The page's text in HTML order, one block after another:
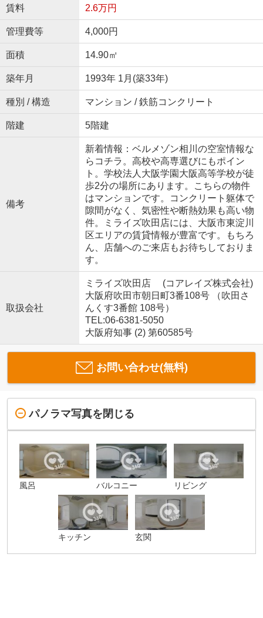
賃料 2.6万円
管理費等 4,000円
面積 14.90㎡
築年月 1993年 1月(築33年)
種別 / 構造 マンション / 鉄筋コンクリート
階建 5階建
備考
新着情報：ベルメゾン相川の空室情報な
らコチラ。高校や高専選びにもポイン
ト。学校法人大阪学園大阪高等学校が徒
歩2分の場所にあります。こちらの物件
はマンションです。コンクリート躯体で
隙間がなく、気密性や断熱効果も高い物
件。ミライズ吹田店には、大阪市東淀川
区エリアの賃貸情報が豊富です。もちろ
ん、店舗へのご来店もお待ちしておりま
す。
取扱会社
ミライズ吹田店 (コアレイズ株式会社)
大阪府吹田市朝日町3番108号 （吹田さ
んくす3番館 108号）
TEL:06-6381-5050
大阪府知事 (2) 第60585号
お問い合わせ(無料)
パノラマ写真を閉じる
風呂 バルコニー リビング
キッチン 玄関